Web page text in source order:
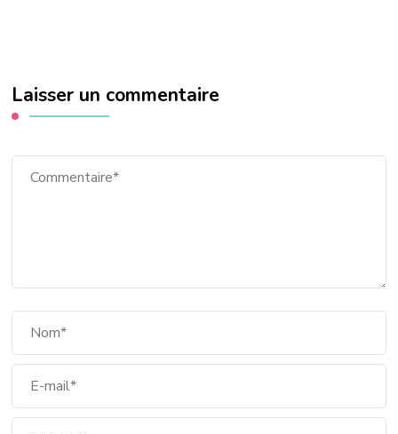
Laisser un commentaire